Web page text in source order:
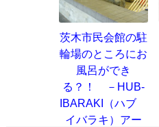
茨木市民会館の駐
輪場のところにお
風呂ができ
る？！ －HUB-
IBARAKI（ハブ
イバラキ）アー